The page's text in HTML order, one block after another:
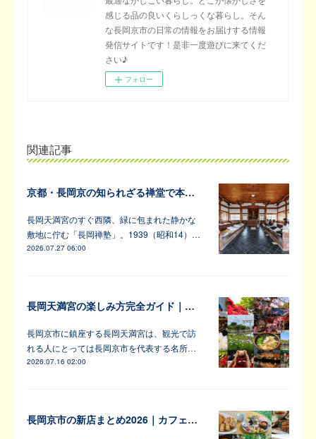
感じる品の良いくらしっくな暮らし。そん
な長岡京市の日常の情報をお届けする情報
発信サイトです！是非一度遊びに来てくだ
さい♪
フォロー
関連記事
京都・長岡京の知られざる禅堂で本格的な坐禅体験
長岡天満宮のすぐ西隣、緑に包まれた静かな
敷地に佇む「長岡禅塾」。1939（昭和14）…
2026.07.27 06:00
長岡天満宮の楽しみ方完全ガイド｜アンバサダーが教えます！
長岡京市に鎮座する長岡天満宮は、観光で訪
れる人にとっては長岡京市を代表する名所…
2026.07.16 02:00
長岡京市の新店まとめ2026｜カフェ・居酒屋・韓国料理など注目6軒